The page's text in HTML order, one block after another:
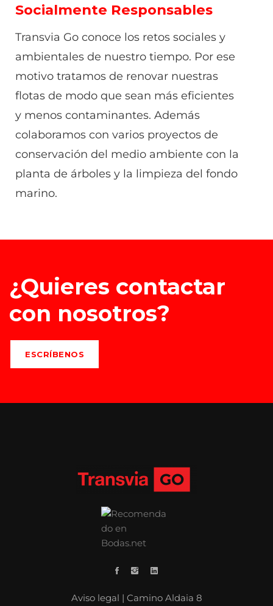
Socialmente Responsables
Transvia Go conoce los retos sociales y
ambientales de nuestro tiempo. Por ese
motivo tratamos de renovar nuestras
flotas de modo que sean más eficientes
y menos contaminantes. Además
colaboramos con varios proyectos de
conservación del medio ambiente con la
planta de árboles y la limpieza del fondo
marino.
¿Quieres contactar
con nosotros?
ESCRÍBENOS
Aviso legal | Camino Aldaia 8